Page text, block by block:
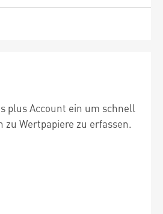
plus Account ein um schnell
Wertpapiere zu erfassen.